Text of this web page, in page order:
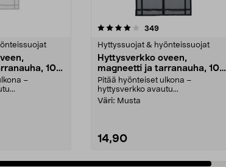
100
–
349arvostelut
Hyttyssuojat & hyönteissuojat
Hyttysverkko oveen,
magneetti ja tarranauha, 100
x 220 cm
Pitää hyönteiset ulkona –
hyttysverkko avautu...
Väri: Musta
14,90
4.0 viidestä